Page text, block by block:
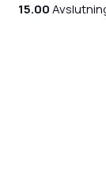
15.00